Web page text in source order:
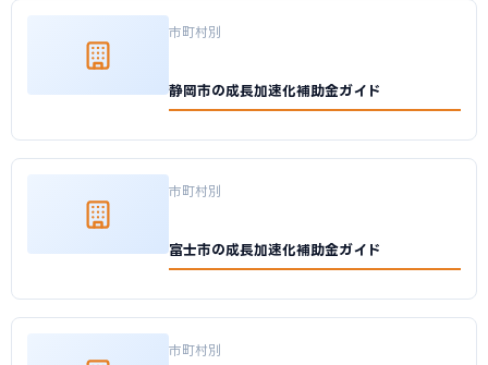
市町村別
静岡市の成長加速化補助金ガイド
市町村別
富士市の成長加速化補助金ガイド
市町村別